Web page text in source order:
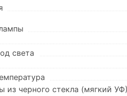
света
из черного стекла (мягкий УФ)